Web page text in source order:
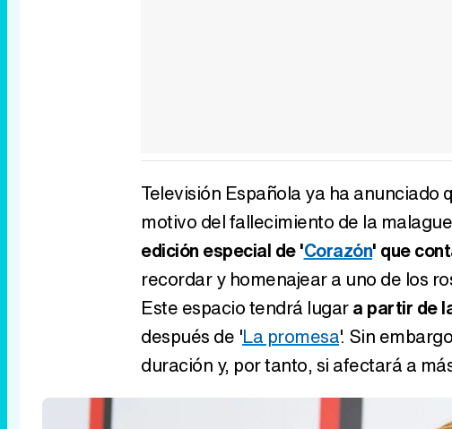
Televisión Española ya ha
motivo del fallecimiento de la
edición especial de 'Corazón' que
recordar y homenajear a uno de los
Este espacio tendrá lugara partir de
después de 'La promesa'. Sin
duración y, por tanto, si afectará a